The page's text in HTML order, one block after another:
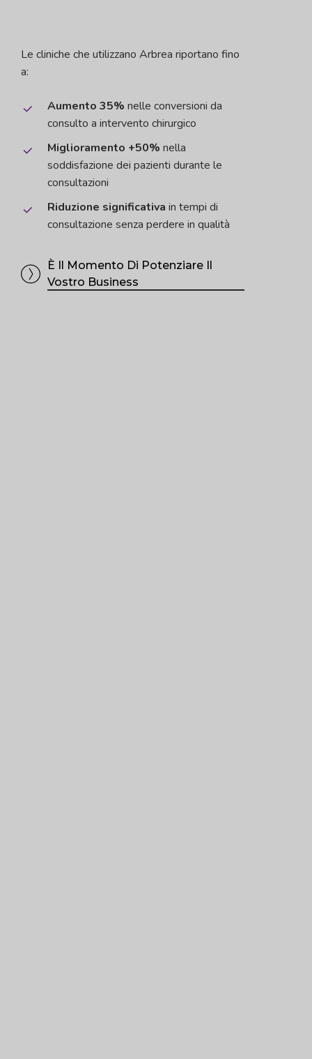
Close
Close
Le cliniche che utilizzano Arbrea riportano fino
a:
Aumento 35% nelle conversioni da
consulto a intervento chirurgico
Miglioramento +50% nella
soddisfazione dei pazienti durante le
consultazioni
Riduzione significativa in tempi di
consultazione senza perdere in qualità
È Il Momento Di Potenziare Il
Vostro Business